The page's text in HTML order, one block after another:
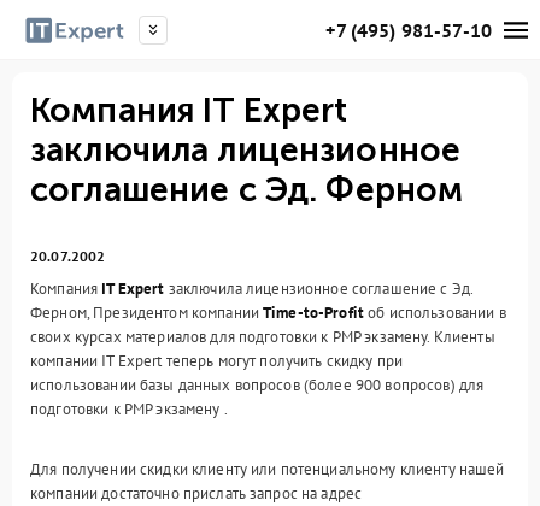
+7 (495) 981-57-10
Компания IT Expert
заключила лицензионное
соглашение с Эд. Ферном
20.07.2002
Компания IT Expert заключила лицензионное соглашение с Эд.
Ферном, Президентом компанииTime-to-Profitоб использовании в
своих курсах материалов для подготовки к PMP экзамену. Клиенты
компании IT Expert теперь могут получить скидку при
использовании базы данных вопросов (более 900 вопросов) для
подготовки к PMP экзамену .
Для получении скидки клиенту или потенциальному клиенту нашей
компании достаточно прислать запрос на адрес